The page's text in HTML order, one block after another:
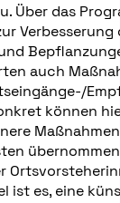
Über das
Verbesserung
auch
können
ist es, eine